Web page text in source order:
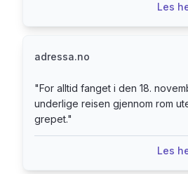
Les
adressa.no
"For alltid fanget i den 18.
underlige reisen gjennom rom
grepet."
Les